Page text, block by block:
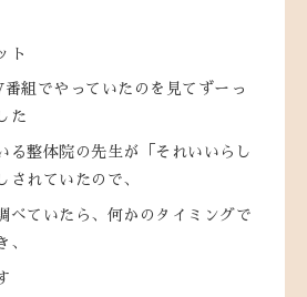
ト
組でやっていたのを見てずーっ
た
る整体院の先生が「それいいらし
されていたので、
べていたら、何かのタイミングで
、